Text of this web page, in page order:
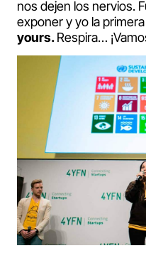
nos dejen los nervios.
exponer y yo la
yours.Respira…